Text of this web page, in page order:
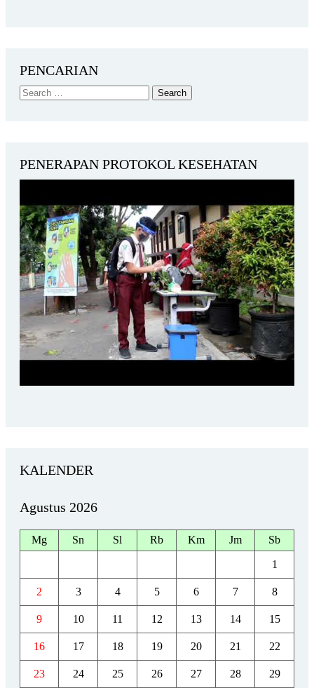
PENCARIAN
PENERAPAN PROTOKOL KESEHATAN
KALENDER
Agustus 2026
Mg Sn Sl Rb Km Jm Sb
1
2 3 4 5 6 7 8
9 10 11 12 13 14 15
16 17 18 19 20 21 22
23 24 25 26 27 28 29